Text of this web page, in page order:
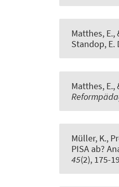
Matthes, E.,
Standop, E.
Matthes, E.,
Müller, K.,
PISA ab?
45(2), 175-